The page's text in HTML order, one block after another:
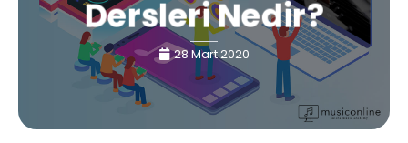
Dersleri Nedir?
28 Mart 2020